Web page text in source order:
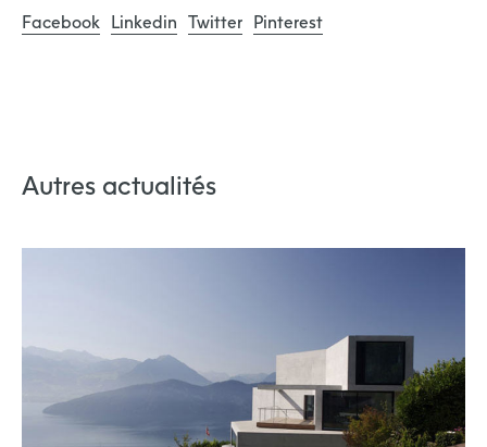
Facebook Linkedin Twitter Pinterest
Autres actualités